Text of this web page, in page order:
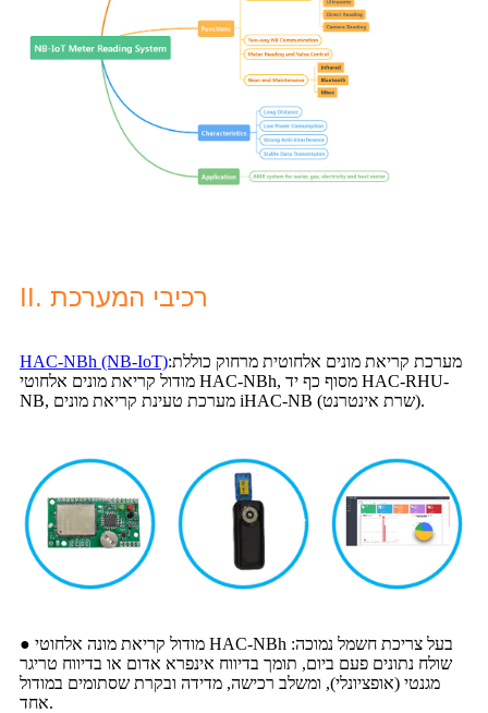
II. רכיבי המערכת
HAC-NBh (NB-IoT)מערכת קריאת מונים אלחוטית מרחוק כוללת:
מודול קריאת מונים אלחוטי HAC-NBh, מסוף כף יד HAC-RHU-
NB, מערכת טעינת קריאת מונים iHAC-NB (שרת אינטרנט).
● מודול קריאת מונה אלחוטי HAC-NBh בעל צריכת חשמל נמוכה:
שולח נתונים פעם ביום, תומך בדיווח אינפרא אדום או בדיווח טריגר
מגנטי (אופציונלי), ומשלב רכישה, מדידה ובקרת שסתומים במודול
אחד.